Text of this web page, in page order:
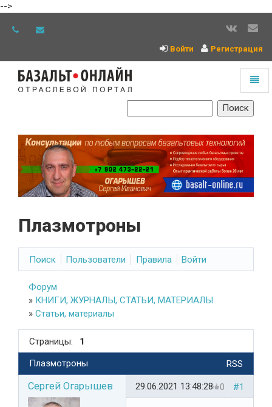
-->
Войти Регистрация
Плазмотроны
Поиск Пользователи Правила Войти
Форум
» КНИГИ, ЖУРНАЛЫ, СТАТЬИ, МАТЕРИАЛЫ
» Статьи, материалы
Страницы: 1
RSS
Плазмотроны
Сергей Огарышев #1
0
29.06.2021 13:48:28